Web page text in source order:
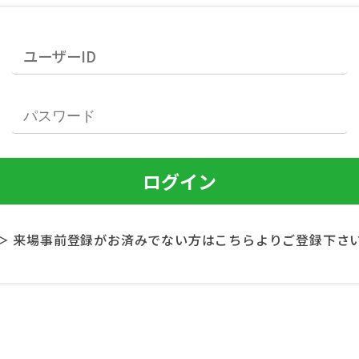
来場事前登録がお済みでない方はこちらよりご登録下さ